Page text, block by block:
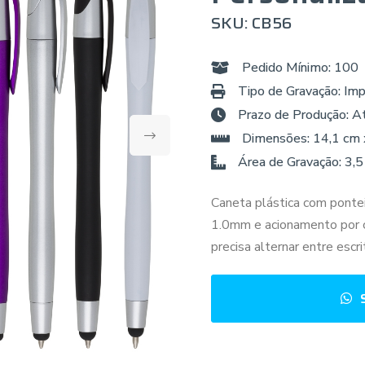
SKU: CB56
Pedido Mínimo: 100
Tipo de Gravação:
Prazo de Produção:
Dimensões: 14,1 cm
Área de Gravação:
Caneta plástica com
1.0mm e acionamento
precisa alternar entre